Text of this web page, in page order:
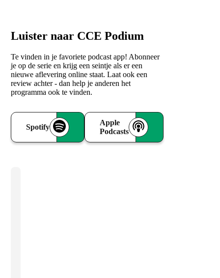
Luister naar CCE Podium
Te vinden in je favoriete podcast app! Abonneer
je op de serie en krijg een seintje als er een
nieuwe aflevering online staat. Laat ook een
review achter - dan help je anderen het
programma ook te vinden.
Spotify
Apple
Podcasts